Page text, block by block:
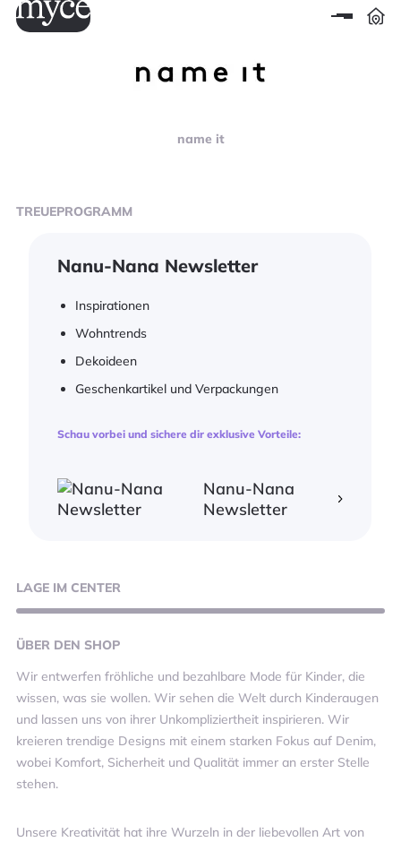
name it
TREUEPROGRAMM
Nanu-Nana Newsletter
Inspirationen
Wohntrends
Dekoideen
Geschenkartikel und Verpackungen
Schau vorbei und sichere dir exklusive Vorteile:
Nanu-Nana
Newsletter
LAGEIM CENTER
ÜBERDEN SHOP
Wir entwerfen fröhliche und bezahlbare Mode für Kinder, die
wissen, was sie wollen. Wir sehen die Welt durch Kinderaugen
und lassen uns von ihrer Unkompliziertheit inspirieren. Wir
kreieren trendige Designs mit einem starken Fokus auf Denim,
wobei Komfort, Sicherheit und Qualität immer an erster Stelle
stehen.
Unsere Kreativität hat ihre Wurzeln in der liebevollen Art von